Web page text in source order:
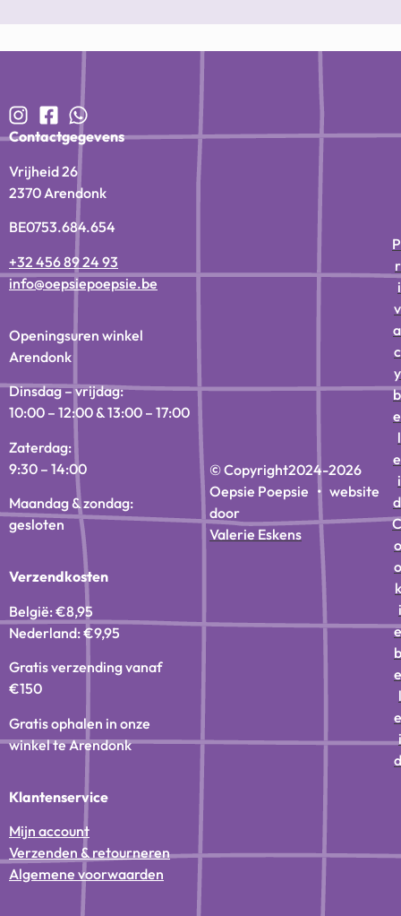
Contactgegevens
Vrijheid 26
2370 Arendonk
BE0753.684.654
+32 456 89 24 93
info@oepsiepoepsie.be
Openingsuren winkel
Arendonk
Dinsdag – vrijdag:
10:00 – 12:00 & 13:00 – 17:00
Zaterdag:
9:30 – 14:00
Maandag & zondag:
gesloten
Verzendkosten
België: €8,95
Nederland: €9,95
Gratis verzending vanaf
€150
Gratis ophalen in onze
winkel te Arendonk
Klantenservice
Mijn account
Verzenden & retourneren
Algemene voorwaarden
© Copyright2024-2026
Oepsie Poepsie • website
door
Valerie Eskens
P
r
i
v
a
c
y
b
e
l
e
i
d
C
o
o
k
i
e
b
e
l
e
i
d